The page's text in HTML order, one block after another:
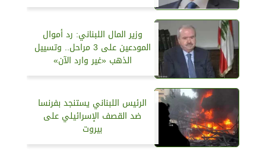
وزير المال اللبناني: رد أموال
المودعين على 3 مراحل.. وتسييل
الذهب «غير وارد الآن»
الرئيس اللبناني يستنجد بفرنسا
ضد القصف الإسرائيلي على
بيروت